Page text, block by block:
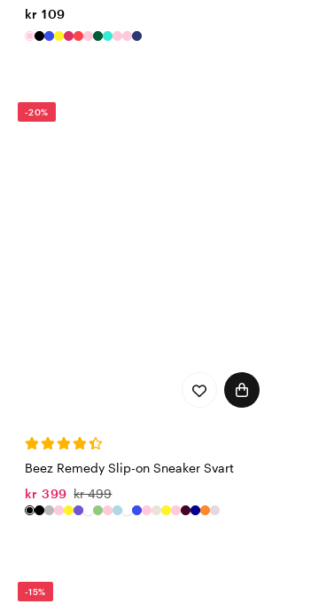
kr 109
-20%
Beez Remedy Slip-on Sneaker Svart
kr 399 kr 499
-15%